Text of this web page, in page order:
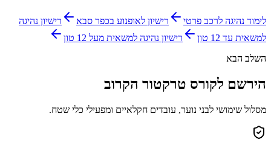
לימוד נהיגה לרכב פרטי רישיון לאופנוע בכפר סבא
רישיון נהיגה
למשאית עד 12 טון
רישיון נהיגה למשאית מעל 12 טון
השלב הבא
הירשם לקורס טרקטור הקרוב
מסלול שימושי לבני נוער, עובדים חקלאיים ומפעילי כלי שטח.